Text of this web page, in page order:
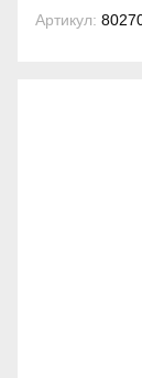
Артикул: